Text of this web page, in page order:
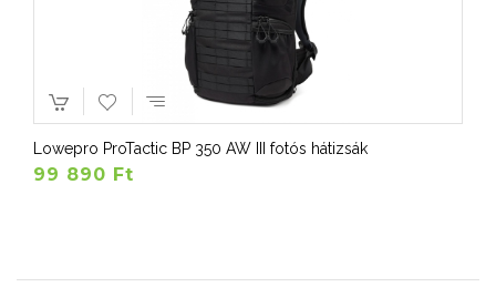
Lowepro ProTactic BP 350 AW III fotós hátizsák
99 890 Ft